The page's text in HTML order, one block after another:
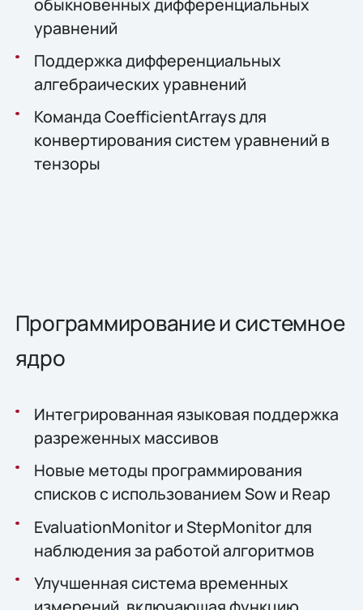
уравнений
Поддержка дифференциальных
алгебраических уравнений
Команда CoefficientArrays для
конвертирования систем уравнений в
тензоры
Программирование и системное
ядро
Интегрированная языковая поддержка
разреженных массивов
Новые методы программирования
списков с использованием Sow и Reap
EvaluationMonitor и StepMonitor для
наблюдения за работой алгоритмов
Улучшенная система временных